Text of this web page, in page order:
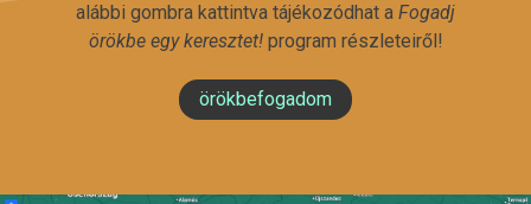
alábbi gombra kattintva tájékozódhat a Fogadj
örökbe egy keresztet!program részleteiről!
örökbefogadom